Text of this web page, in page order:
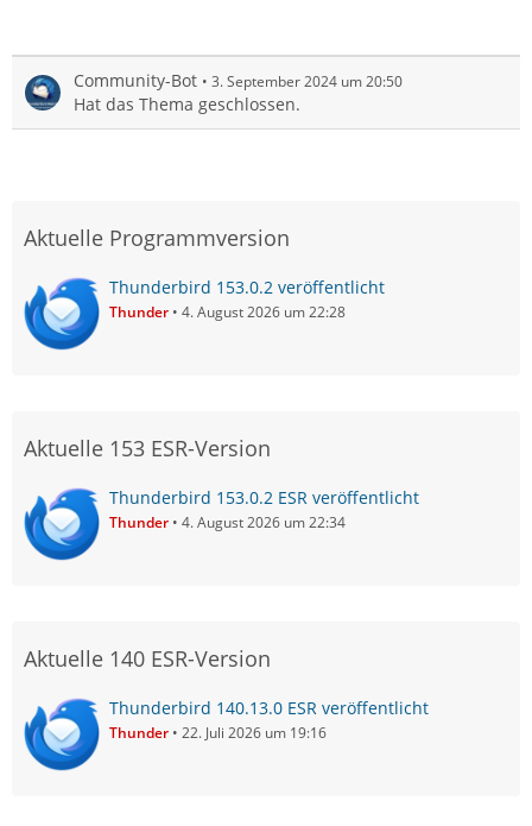
Community-Bot 3. September 2024 um 20:50
Hat das Thema geschlossen.
Aktuelle Programmversion
Thunderbird 153.0.2 veröffentlicht
Thunder 4. August 2026 um 22:28
Aktuelle 153 ESR-Version
Thunderbird 153.0.2 ESR veröffentlicht
Thunder 4. August 2026 um 22:34
Aktuelle 140 ESR-Version
Thunderbird 140.13.0 ESR veröffentlicht
Thunder 22. Juli 2026 um 19:16